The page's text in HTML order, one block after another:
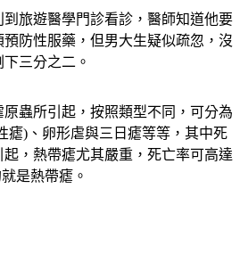
旅遊醫學門診看診，醫師知道他要
防性服藥，但男大生疑似疏忽，沒
蟲所引起，按照類型不同，可分為
瘧)、卵形虐與三日瘧等等，其中死
，熱帶瘧尤其嚴重，死亡率可高達